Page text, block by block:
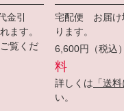
金引
ます。
覧くだ
宅配便 お届け
ります。
6,600円（税込
料
詳しくは 「送
い。